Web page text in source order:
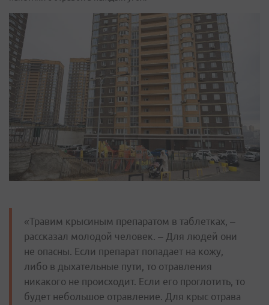
«Травим крысиным препаратом в таблетках, –
рассказал молодой человек. – Для людей они
не опасны. Если препарат попадает на кожу,
либо в дыхательные пути, то отравления
никакого не происходит. Если его проглотить, то
будет небольшое отравление. Для крыс отрава